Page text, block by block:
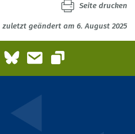
zuletzt geändert am 6. August 2025
Seite drucken
LinkedInBlueskyE-Mail
Link kopieren